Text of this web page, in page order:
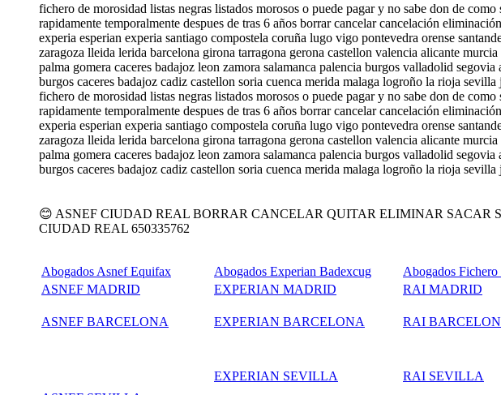
fichero de morosidad listas negras listados morosos o puede pagar y no sabe don de
rapidamente temporalmente despues de tras 6 años borrar cancelar cancelación
experia esperian experia santiago compostela coruña lugo vigo pontevedra orense
zaragoza lleida lerida barcelona girona tarragona gerona castellon valencia alicante
palma gomera caceres badajoz leon zamora salamanca palencia burgos valladolid
burgos caceres badajoz cadiz castellon soria cuenca merida malaga logroño la rioja sevilla
fichero de morosidad listas negras listados morosos o puede pagar y no sabe don de
rapidamente temporalmente despues de tras 6 años borrar cancelar cancelación
experia esperian experia santiago compostela coruña lugo vigo pontevedra orense
zaragoza lleida lerida barcelona girona tarragona gerona castellon valencia alicante
palma gomera caceres badajoz leon zamora salamanca palencia burgos valladolid
burgos caceres badajoz cadiz castellon soria cuenca merida malaga logroño la rioja sevilla
😊 ASNEF CIUDAD REAL BORRAR CANCELAR QUITAR ELIMINAR SACAR
CIUDAD REAL 650335762
Abogados Asnef Equifax Abogados Experian Badexcug Abogados Fichero
ASNEF MADRID
EXPERIAN MADRID RAI MADRID
ASNEF BARCELONA EXPERIAN BARCELONA RAI
EXPERIAN SEVILLA RAI SEVILLA